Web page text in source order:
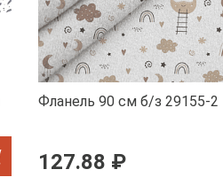
Фланель 90 см б/з 29155-
127.88 ₽